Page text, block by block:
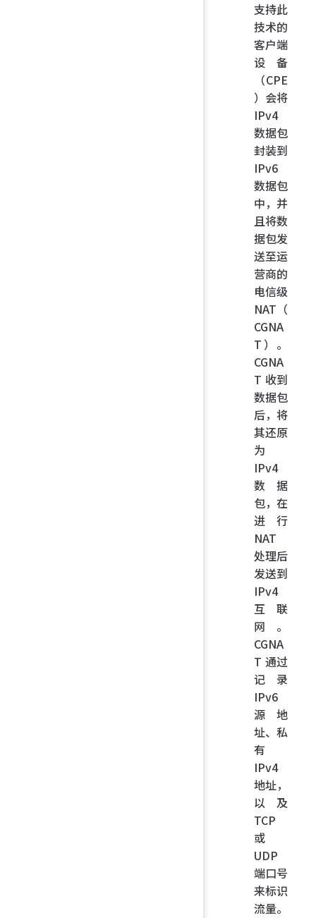
支持此
技术的
客户端
设备
（CPE
）会将
IPv4
数据包
封装到
IPv6
数据包
中，并
且将数
据包发
送至运
营商的
电信级
NAT（
CGNA
T）。
CGNA
T 收到
数据包
后，将
其还原
为
IPv4
数据
包，在
进行
NAT
处理后
发送到
IPv4
互联
网。
CGNA
T 通过
记录
IPv6
源地
址、私
有
IPv4
地址，
以及
TCP
或
UDP
端口号
来标识
流量。